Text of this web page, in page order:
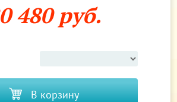
480 руб.
В корзину